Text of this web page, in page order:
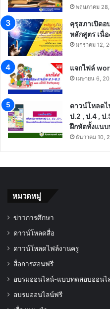
พฤษภาคม
คุรุสภาเปิด
หลักสูตร เนื่
มกราคม 12,
แจกไฟล์
เมษายน 6,
ดาวน์โหลด
ป.2 , ป.4 , ป
ฝึกหัดทั้งแนบ
ธันวาคม 10,
หมวดหมู่
ข่าวการศึกษา
ดาวน์โหลดสื่อ
ดาวน์โหลดไฟล์งานครู
สื่อการสอนฟรี
อบรมออนไลน์-แบบทดสอบออนไ
อบรมออนไลน์ฟรี